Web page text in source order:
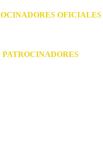
OFICIALES
PATROCINADORES